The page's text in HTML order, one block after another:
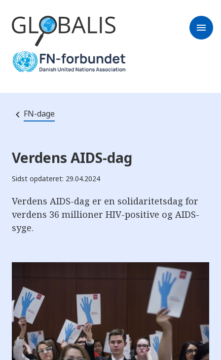
menu
FN-dage
Verdens AIDS-dag
Sidst opdateret: 29.04.2024
Verdens AIDS-dag er en solidaritetsdag for
verdens 36 millioner HIV-positive og AIDS-
syge.